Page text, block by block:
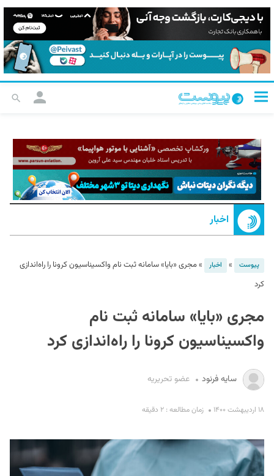
اخبار
پیوست » اخبار »مجری «بایا» سامانه ثبت نام واکسیناسیون کرونا را راه‌اندازی
کرد
مجری «بایا» سامانه ثبت نام
واکسیناسیون کرونا را راه‌اندازی کرد
سایه فرنود عضو تحریریه
۱۸ اردیبهشت ۱۴۰۰ زمان مطالعه : ۲ دقیقه